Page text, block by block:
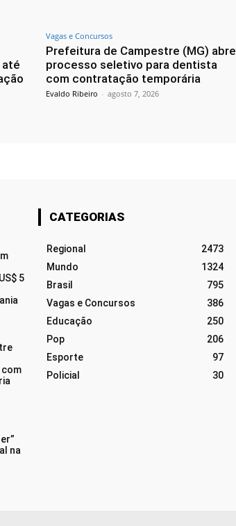
até
Vagas e Concursos
Prefeitura de Campestre (MG) abre
processo seletivo para dentista
com contratação temporária
Evaldo Ribeiro - agosto 7, 2026
5
na
CATEGORIAS
Regional
2473
Mundo
1324
Brasil
795
Vagas e Concursos
386
Educação
250
Pop
206
Esporte
97
Policial
30